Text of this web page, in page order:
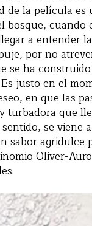
de la película
cuando
a entender
por no
se ha
justo en el
en que las
que
se viene
sabor agridulce
Oliver-